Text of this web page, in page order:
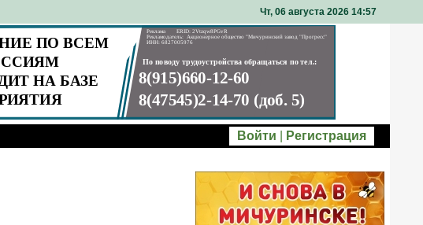
Чт, 06 августа 2026 14 57
Войти Регистрация